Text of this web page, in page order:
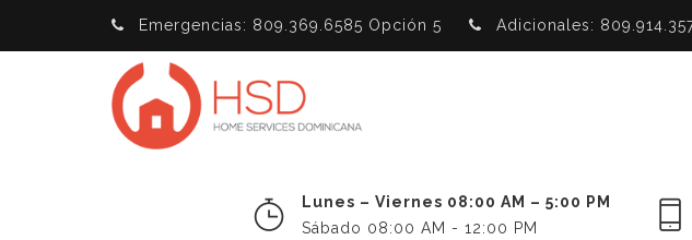
Emergencias: 809.369.6585 Opción 5 Adicionales:
Lunes – Viernes 08:00 AM – 5:00 PM
Sábado 08:00 AM - 12:00 PM